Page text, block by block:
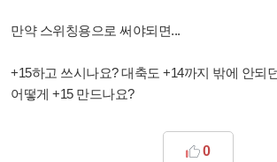
만약 스위칭용으로 써야되면...
+15하고 쓰시나요? 대축도 +14까지 밖에 안되
어떻게 +15 만드나요?
0